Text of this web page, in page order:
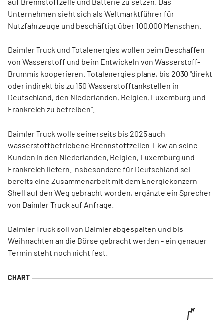
Unternehmen sieht sich als Weltmarktführer für
Nutzfahrzeuge und beschäftigt über 100.000 Menschen.
Daimler Truck und Totalenergies wollen beim Beschaffen
von Wasserstoff und beim Entwickeln von Wasserstoff-
Brummis kooperieren. Totalenergies plane, bis 2030 "direkt
oder indirekt bis zu 150 Wasserstofftankstellen in
Deutschland, den Niederlanden, Belgien, Luxemburg und
Frankreich zu betreiben".
Daimler Truck wolle seinerseits bis 2025 auch
wasserstoffbetriebene Brennstoffzellen-Lkw an seine
Kunden in den Niederlanden, Belgien, Luxemburg und
Frankreich liefern. Insbesondere für Deutschland sei
bereits eine Zusammenarbeit mit dem Energiekonzern
Shell auf den Weg gebracht worden, ergänzte ein Sprecher
von Daimler Truck auf Anfrage.
Daimler Truck soll von Daimler abgespalten und bis
Weihnachten an die Börse gebracht werden - ein genauer
Termin steht noch nicht fest.